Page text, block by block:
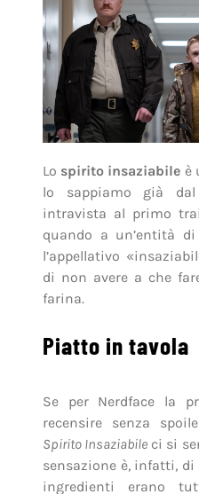
Lo spirito insaziabile è
lo sappiamo già
intravista al primo
quando a un’entità
l’appellativo
di non avere a che
farina.
Piatto in tavola
Se per Nerdface la
recensire senza
Spirito Insaziabile ci si
sensazione è, infatti,
ingredienti erano